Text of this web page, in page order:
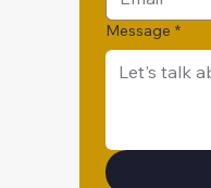
Message *